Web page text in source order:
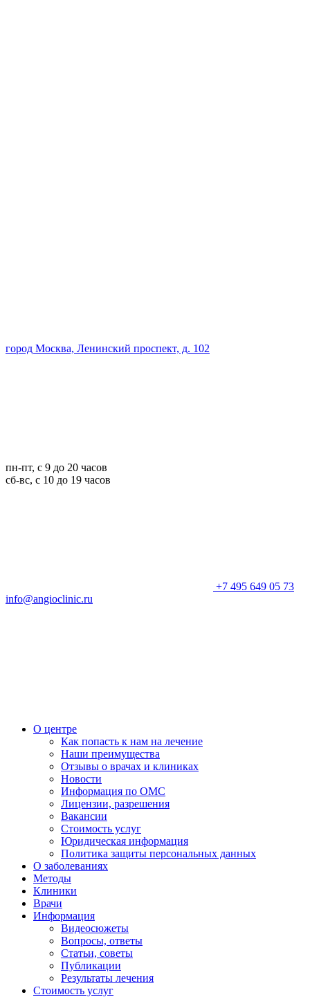
город Москва, Ленинский проспект, д. 102
пн-пт, с 9 до 20 часов
сб-вс, с 10 до 19 часов
+7 495 649 05 73
info@angioclinic.ru
О центре
Как попасть к нам на лечение
Наши преимущества
Отзывы о врачах и клиниках
Новости
Информация по ОМС
Лицензии, разрешения
Вакансии
Стоимость услуг
Юридическая информация
Политика защиты персональных данных
О заболеваниях
Методы
Клиники
Врачи
Информация
Видеосюжеты
Вопросы, ответы
Статьи, советы
Публикации
Результаты лечения
Стоимость услуг